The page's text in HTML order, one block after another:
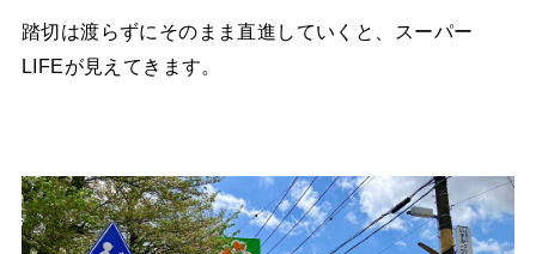
踏切は渡らずにそのまま直進していくと、スーパー
LIFEが見えてきます。